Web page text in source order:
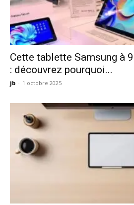
Cette tablette Samsung à
: découvrez pourquoi...
jb - 1 octobre 2025